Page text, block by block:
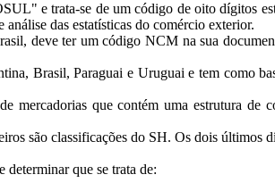
e trata-se de um código de oito dígitos
das estatísticas do comércio exterior.
deve ter um código NCM na sua
Brasil, Paraguai e Uruguai e tem como
mercadorias que contém uma estrutura
são classificações do SH. Os dois últimos
que se trata de: